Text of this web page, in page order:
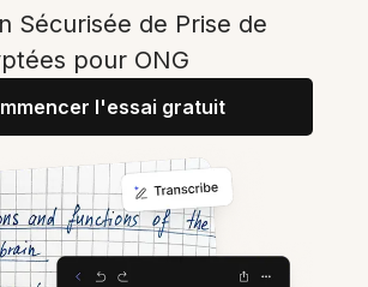
Sécurisée de Prise de
pour ONG
l'essai gratuit